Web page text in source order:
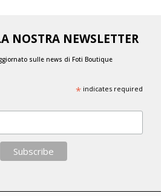
NOSTRA NEWSLETTER
sulle news di Foti Boutique
*indicates required